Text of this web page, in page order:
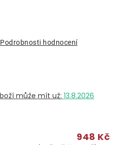
Podrobnosti hodnocení
13.8.2026
948 Kč